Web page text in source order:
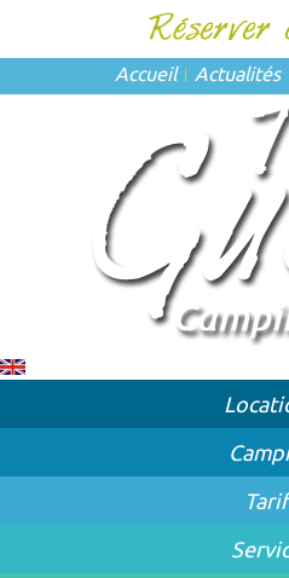
Accueil Actualités